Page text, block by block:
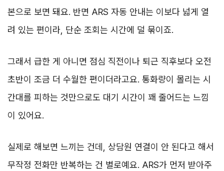
본으로 보면 돼요. 반면 ARS 자동 안내는 이보다 넓게 열
려 있는 편이라, 단순 조회는 시간에 덜 묶이죠.
그래서 급한 게 아니면 점심 직전이나 퇴근 직후보다 오전
초반이 조금 더 수월한 편이더라고요. 통화량이 몰리는 시
간대를 피하는 것만으로도 대기 시간이 꽤 줄어드는 느낌
이 있어요.
실제로 해보면 느끼는 건데, 상담원 연결이 안 된다고 해서
무작정 전화만 반복하는 건 별로예요. ARS가 먼저 받아주